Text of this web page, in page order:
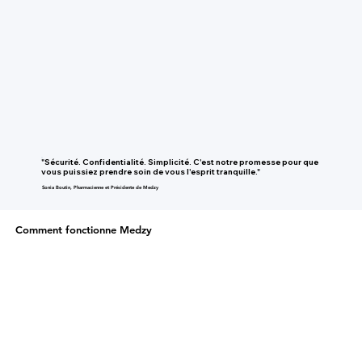
"Sécurité. Confidentialité. Simplicité. C'est notre promesse pour que
vous puissiez prendre soin de vous l'esprit tranquille."
Sonia Boutin, Pharmacienne et Présidente de Medzy
Comment fonctionne Medzy